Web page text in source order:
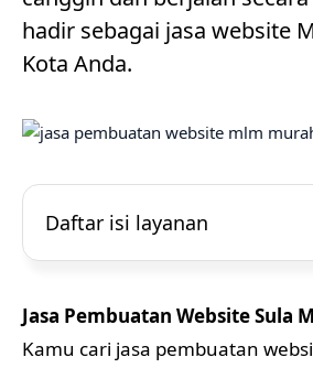
hadir sebagai jasa website
Kota Anda.
Daftar isi layanan
Jasa Pembuatan Website Sula
Kamu cari jasa pembuatan